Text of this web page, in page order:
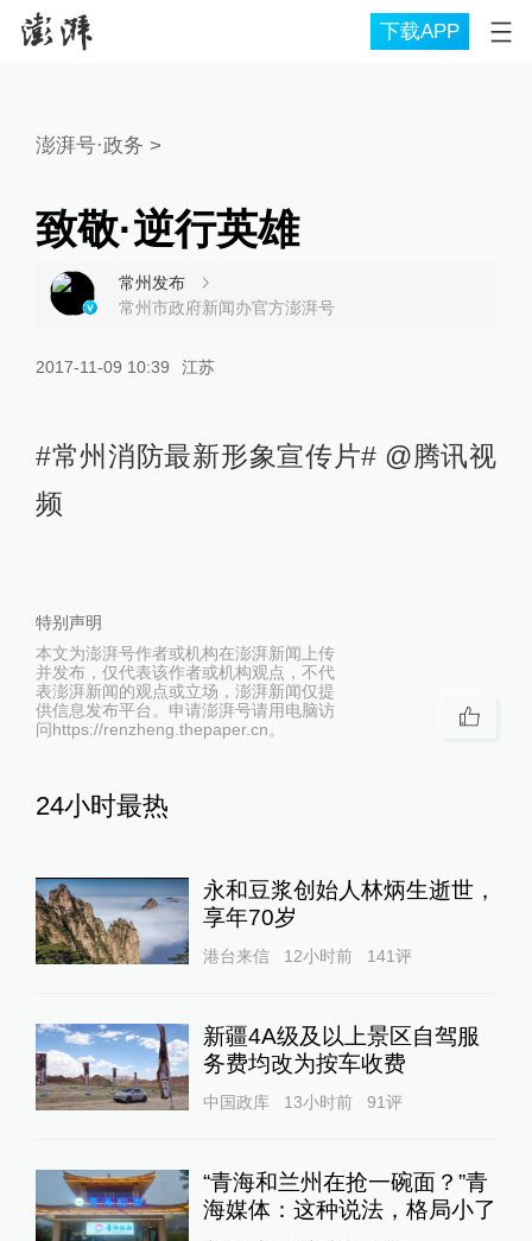
下载APP
澎湃号·政务 >
致敬·逆行英雄
常州发布
常州市政府新闻办官方澎湃号
2017-11-09 10:39 江苏
#常州消防最新形象宣传片# @腾讯视
频
特别声明
本文为澎湃号作者或机构在澎湃新闻上传
并发布，仅代表该作者或机构观点，不代
表澎湃新闻的观点或立场，澎湃新闻仅提
供信息发布平台。申请澎湃号请用电脑访
问https://renzheng.thepaper.cn。
24小时最热
永和豆浆创始人林炳生逝世，
享年70岁
港台来信 12小时前 141评
新疆4A级及以上景区自驾服
务费均改为按车收费
中国政库 13小时前 91评
“青海和兰州在抢一碗面？”青
海媒体：这种说法，格局小了